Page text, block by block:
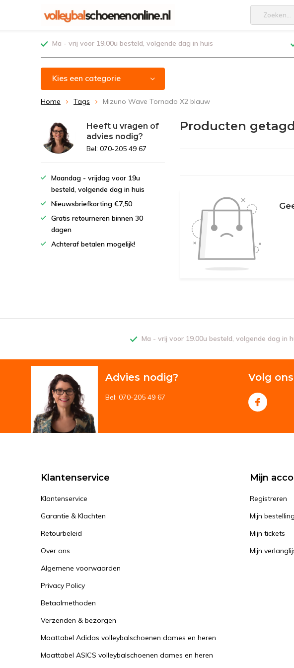
Ma - vrij voor 19.00u besteld, volgende dag in huis
Kies een categorie
Home Tags Mizuno Wave Tornado X2 blauw
Producten
Heeft u vragen of
advies nodig?
Bel: 070-205 49 67
Maandag - vrijdag voor 19u
besteld, volgende dag in huis
Nieuwsbriefkorting €7,50
Gratis retourneren binnen 30
dagen
Achteraf betalen mogelijk!
Ma - vrij voor 19.00u besteld, volgende dag in
Advies nodig?
Bel: 070-205 49 67
Volg ons
Klantenservice
Klantenservice
Garantie & Klachten
Retourbeleid
Over ons
Algemene voorwaarden
Privacy Policy
Betaalmethoden
Verzenden & bezorgen
Maattabel Adidas volleybalschoenen dames en heren
Maattabel ASICS volleybalschoenen dames en heren
Mijn
Registreren
Mijn
Mijn tickets
Mijn